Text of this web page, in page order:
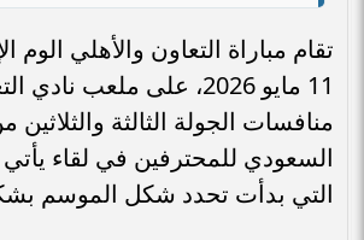
تقام مباراة التعاون والأهلي الوم
11 مايو 2026، على ملعب
منافسات الجولة الثالثة
السعودي للمحترفين في لقاء
التي بدأت تحدد شكل الموسم